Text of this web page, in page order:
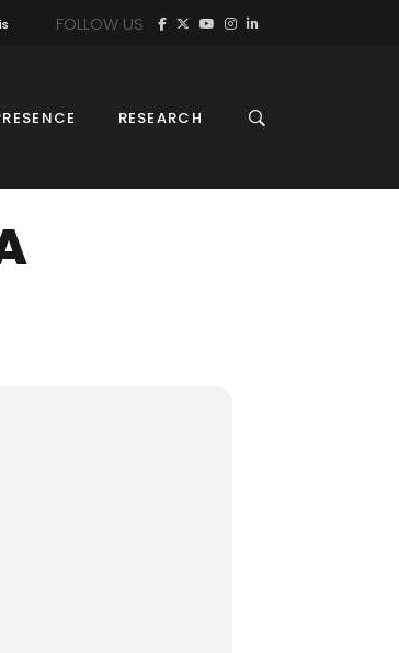
FOLLOW US
RESEARCH